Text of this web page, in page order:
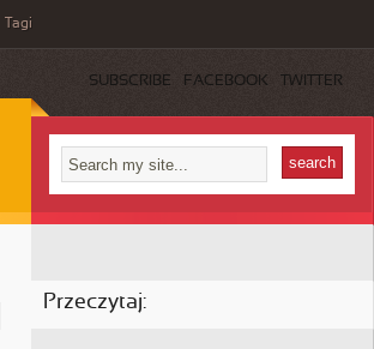
Tagi
SUBSCRIBE FACEBOOK TWITTER
Przeczytaj: